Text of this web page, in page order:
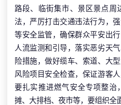
路段、临街集市、景区景点周
法，严厉打击交通违法行为，
等安全监管，确保群众平安出
人流监测和引导，落实恶劣天
险措施，做好缆车、索道、大
风险项目安全检查，保证游客
要扎实推进燃气安全专项整治
摊、大排档、夜市等，要组织全